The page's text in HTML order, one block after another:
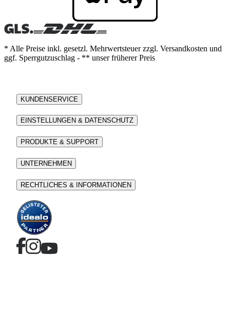
* Alle Preise inkl. gesetzl. Mehrwertsteuer zzgl. Versandkosten und
ggf. Sperrgutzuschlag - ** unser früherer Preis
KUNDENSERVICE
EINSTELLUNGEN & DATENSCHUTZ
PRODUKTE & SUPPORT
UNTERNEHMEN
RECHTLICHES & INFORMATIONEN